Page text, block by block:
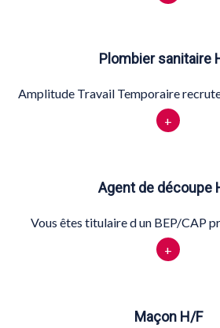
Plombier sanitaire
Amplitude Travail Temporaire recrute
+
Agent de découpe
Vous êtes titulaire d un BEP/CAP
+
Maçon H/F